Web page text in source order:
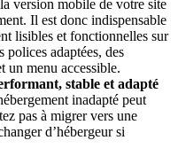
version mobile de votre site
Il est donc indispensable
lisibles et fonctionnelles sur
polices adaptées, des
un menu accessible.
stable et adapté
inadapté peut
pas à migrer vers une
d’hébergeur si